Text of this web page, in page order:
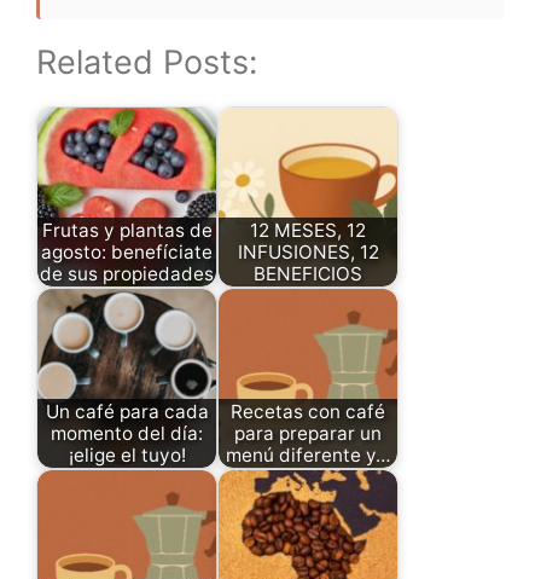
Related Posts:
Frutas y plantas de
agosto: benefíciate
de sus propiedades
12 MESES, 12
INFUSIONES, 12
BENEFICIOS
Un café para cada
momento del día:
¡elige el tuyo!
Recetas con café
para preparar un
menú diferente y…